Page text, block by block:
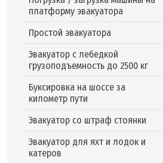
платформу эвакуатора
Простой эвакуатора
Эвакуатор с лебедкой
грузоподъемность до 2500 кг
Буксировка на шоссе за
километр пути
Эвакуатор со штраф стоянки
Эвакуатор для яхт и лодок и
катеров